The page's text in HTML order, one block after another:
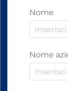
Nome
Nome